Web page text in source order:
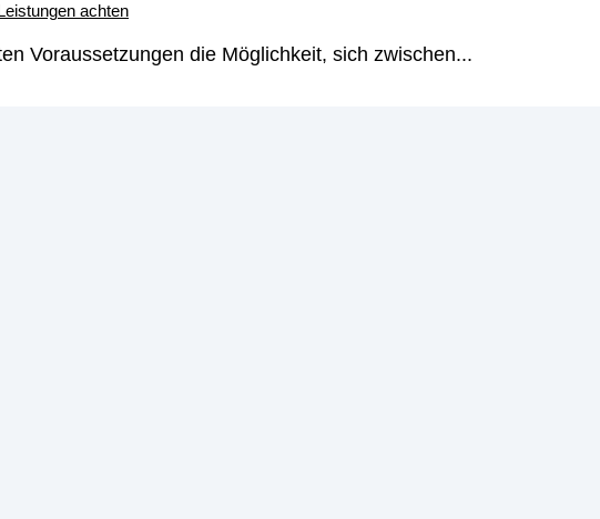
achten
Voraussetzungen die Möglichkeit, sich zwischen...
– Die Grundlagen
beliebte Anlageform, aber trotzdem finden...